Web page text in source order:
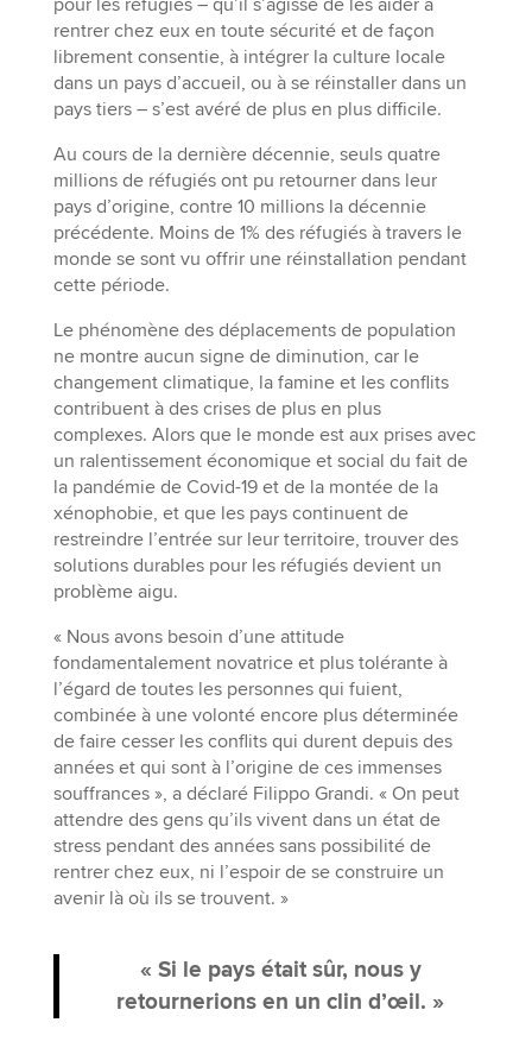
pour les réfugiés – qu’il s’agisse de les aider à
rentrer chez eux en toute sécurité et de façon
librement consentie, à intégrer la culture locale
dans un pays d’accueil, ou à se réinstaller dans un
pays tiers – s’est avéré de plus en plus difficile.
Au cours de la dernière décennie, seuls quatre
millions de réfugiés ont pu retourner dans leur
pays d’origine, contre 10 millions la décennie
précédente. Moins de 1% des réfugiés à travers le
monde se sont vu offrir une réinstallation pendant
cette période.
Le phénomène des déplacements de population
ne montre aucun signe de diminution, car le
changement climatique, la famine et les conflits
contribuent à des crises de plus en plus
complexes. Alors que le monde est aux prises avec
un ralentissement économique et social du fait de
la pandémie de Covid-19 et de la montée de la
xénophobie, et que les pays continuent de
restreindre l’entrée sur leur territoire, trouver des
solutions durables pour les réfugiés devient un
problème aigu.
« Nous avons besoin d’une attitude
fondamentalement novatrice et plus tolérante à
l’égard de toutes les personnes qui fuient,
combinée à une volonté encore plus déterminée
de faire cesser les conflits qui durent depuis des
années et qui sont à l’origine de ces immenses
souffrances », a déclaré Filippo Grandi. « On peut
attendre des gens qu’ils vivent dans un état de
stress pendant des années sans possibilité de
rentrer chez eux, ni l’espoir de se construire un
avenir là où ils se trouvent. »
« Si le pays était sûr, nous y
retournerions en un clin d’œil. »